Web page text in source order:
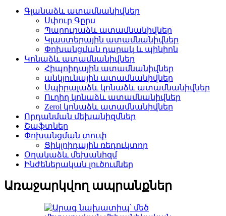
Գլանաձև ատամնանիվներ
Սփուր Գըրս
Պարուրաձև ատամնանիվներ
Կլաստերային ատամնանիվներ
Փոխանցման դարակ և պինիոն
Կոնաձև ատամնանիվներ
Հիպոիդային ատամնանիվներ
անկյունային ատամնանիվներ
Սպիրալաձև կոնաձև ատամնանիվներ
Ուղիղ կոնաձև ատամնանիվներ
Zerol կոնաձև ատամնանիվներ
Որդանման մեխանիզմներ
Շաֆտներ
Փոխանցման տուփ
Ցիկլոիդային ռեդուկտոր
Օղակաձև մեխանիզմ
Ինժեներական լուծումներ
Առաջարկվող ապրանքներ